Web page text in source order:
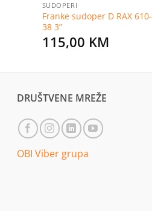
SUDOPERI
Franke sudoper D RAX 610-
38 3”
115,00 KM
DRUŠTVENE MREŽE
OBI Viber grupa